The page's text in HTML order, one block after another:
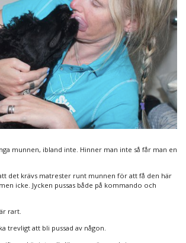
munnen, ibland inte. Hinner man inte så får man en
det krävs matrester runt munnen för att få den här
icke. Jycken pussas både på kommando och
rart.
trevligt att bli pussad av någon.